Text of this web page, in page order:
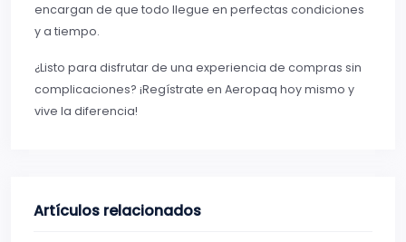
encargan de que todo llegue en perfectas condiciones
y a tiempo.
¿Listo para disfrutar de una experiencia de compras sin
complicaciones? ¡Regístrate en Aeropaq hoy mismo y
vive la diferencia!
Artículos relacionados